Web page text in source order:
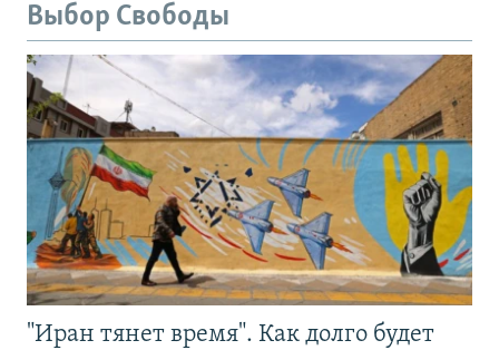
Выбор Свободы
"Иран тянет время". Как долго будет